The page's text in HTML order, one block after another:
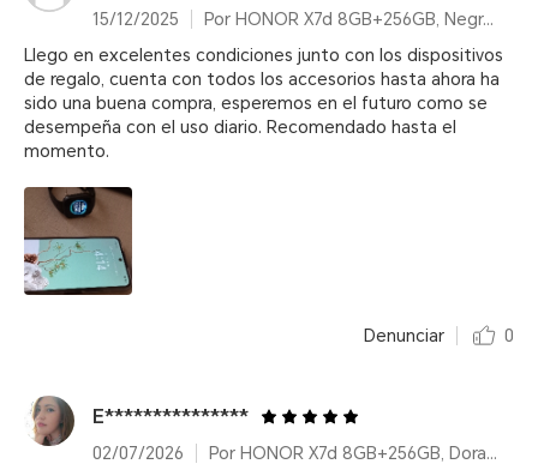
15/12/2025
Por HONOR X7d 8GB+256GB, Negro nocturno, Dual Car
Llego en excelentes condiciones junto con los dispositivos
de regalo, cuenta con todos los accesorios hasta ahora ha
sido una buena compra, esperemos en el futuro como se
desempeña con el uso diario. Recomendado hasta el
momento.
Denunciar 0
E***************
02/07/2026
Por HONOR X7d 8GB+256GB, Dorado duna, Dual Card